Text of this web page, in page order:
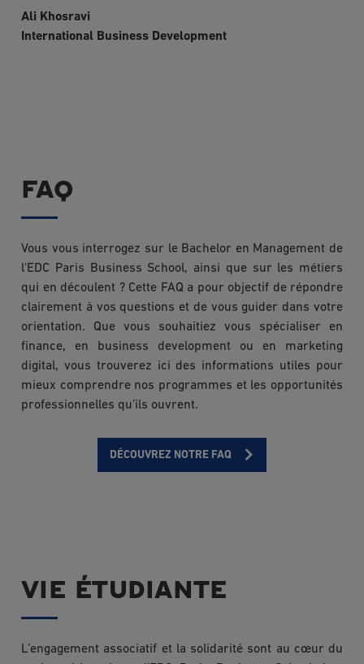
EN SAVOIR PLUS
Ali Khosravi
International Business Development
FAQ
Vous vous interrogez sur le Bachelor en Management de
l'EDC Paris Business School, ainsi que sur les métiers
qui en découlent ? Cette FAQ a pour objectif de répondre
clairement à vos questions et de vous guider dans votre
orientation. Que vous souhaitiez vous spécialiser en
finance, en business development ou en marketing
digital, vous trouverez ici des informations utiles pour
mieux comprendre nos programmes et les opportunités
professionnelles qu’ils ouvrent.
DÉCOUVREZ NOTRE FAQ
VIE ÉTUDIANTE
L’engagement associatif et la solidarité sont au cœur du